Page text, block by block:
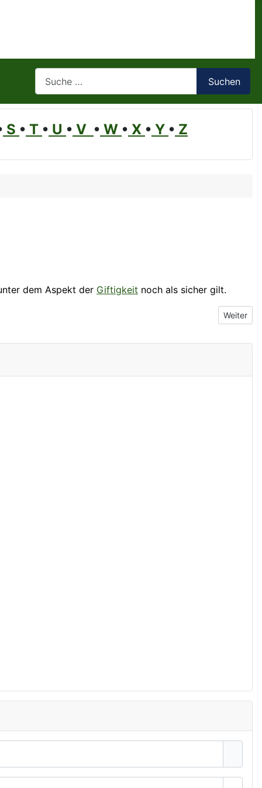
Suchen
S • T • U • V • W • X • Y • Z
dem Aspekt der Giftigkeit noch als sicher gilt.
Nächster
Weiter